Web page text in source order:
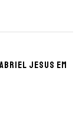
Jesus em